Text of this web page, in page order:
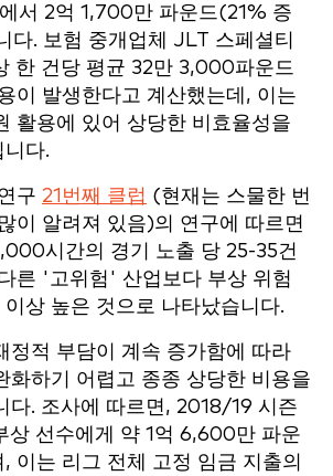
서 2억 1,700만 파운드(21% 증
다. 보험 중개업체 JLT 스페셜티
한 건당 평균 32만 3,000파운드
이 발생한다고 계산했는데, 이는
활용에 있어 상당한 비효율성을
니다.
구 21번째 클럽 (현재는 스물한 번
이 알려져 있음)의 연구에 따르면
시간의 경기 노출 당 25-35건
른 '고위험' 산업보다 부상 위험
상 높은 것으로 나타났습니다.
정적 부담이 계속 증가함에 따라
화하기 어렵고 종종 상당한 비용을
다. 조사에 따르면, 2018/19 시즌
상 선수에게 약 1억 6,600만 파운
이는 리그 전체 고정 임금 지출의